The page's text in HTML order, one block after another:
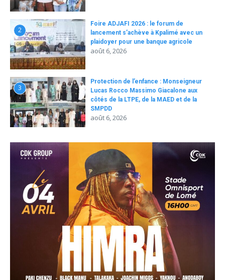
2
Foire ADJAFI 2026 : le forum de
lancement s’achève à Kpalimé avec un
plaidoyer pour une banque agricole
août 6, 2026
3
Protection de l’enfance : Monseigneur
Lucas Rocco Massimo Giacalone aux
côtés de la LTPE, de la MAED et de la
SMPDD
août 6, 2026